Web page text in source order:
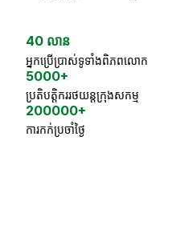
40 លាន
អ្នកប្រើប្រាស់ទូទាំងពិភពលោក
5000+
ប្រតិបត្តិកររថយន្តក្រុងសកម្ម
200000+
ការកក់ប្រចាំថ្ងៃ